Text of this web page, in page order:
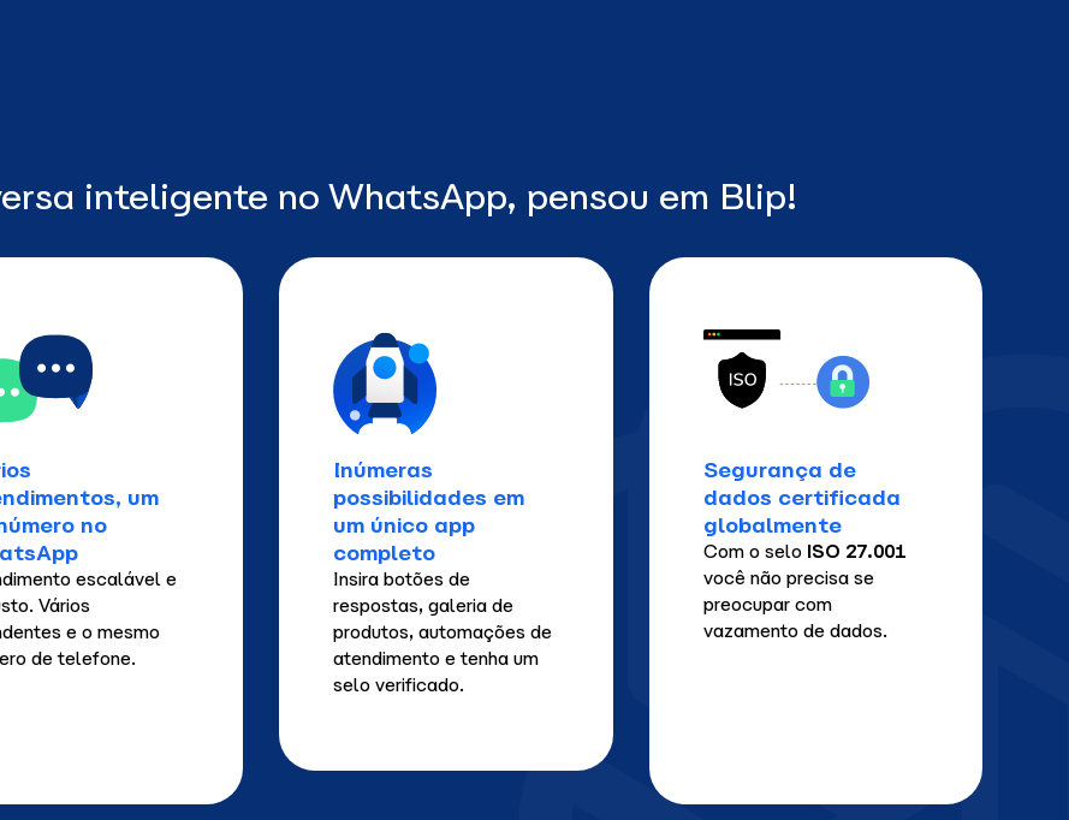
inteligente no WhatsApp, pensou em Blip!
um
no
escalável e
Vários
e o mesmo
de telefone.
Inúmeras
possibilidades em
um único app
completo
Insira botões de
respostas, galeria de
produtos, automações de
atendimento e tenha um
selo verificado.
Segurança de
dados certificada
globalmente
Com o selo ISO 27.001
você não precisa se
preocupar com
vazamento de dados.